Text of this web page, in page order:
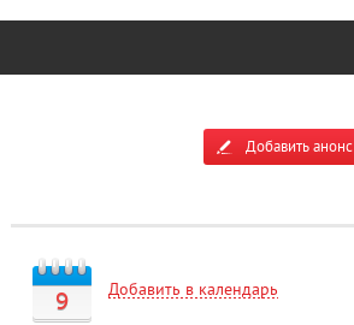
Добавить анонс
9 Добавить в календарь